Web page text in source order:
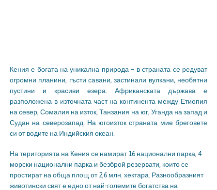
Кения е богата на уникална природа – в страната се редуват
огромни планини, гъсти савани, застинали вулкани, необятни
пустини и красиви езера. Африканската държава е
разположена в източната част на континента между Етиопия
на север, Сомалия на изток, Танзания на юг, Уганда на запад и
Судан на северозапад. На югоизток страната мие бреговете
си от водите на Индийския океан.
На територията на Кения се намират 16 национални парка, 4
морски национални парка и безброй резервати, които се
простират на обща площ от 2,6 млн. хектара. Разнообразният
животински свят е едно от най-големите богатства на